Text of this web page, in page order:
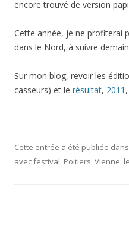
encore trouvé de version
Cette année, je ne profiterai
dans le Nord, à suivre
Sur mon blog, revoir les
casseurs) et le résultat, 2011 ,
Cette entrée a été publiée dans
avecfestival, Poitiers,Vienne, le